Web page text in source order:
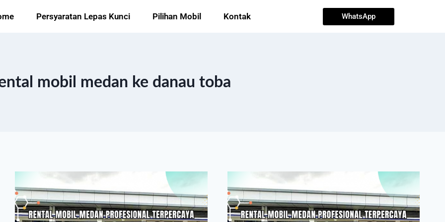
Persyaratan Lepas Kunci Pilihan Mobil Kontak WhatsApp
mobil medan ke danau toba